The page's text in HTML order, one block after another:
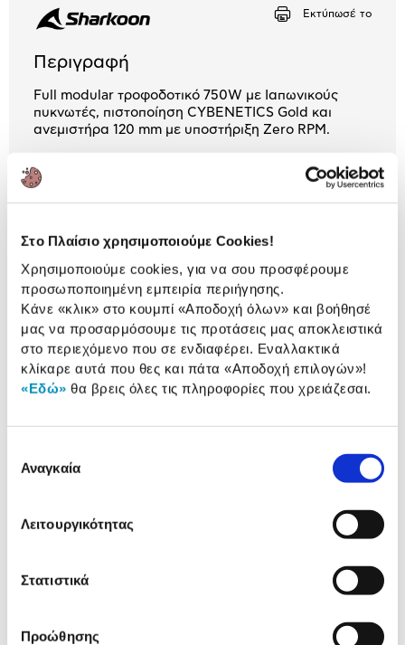
Στο Πλαίσιο χρησιμοποιούμε Cookies!
Χρησιμοποιούμε cookies, για να σου προσφέρουμε
προσωποποιημένη εμπειρία περιήγησης.
Κάνε «κλικ» στο κουμπί «Αποδοχή όλων» και βοήθησέ
μας να προσαρμόσουμε τις προτάσεις μας αποκλειστικά
στο περιεχόμενο που σε ενδιαφέρει. Εναλλακτικά
κλίκαρε αυτά που θες και πάτα «Αποδοχή επιλογών»!
«Εδώ» θα βρεις όλες τις πληροφορίες που χρειάζεσαι.
συγκατάθεσης
Αναγκαία
Λειτουργικότητας
Στατιστικά
Προώθησης
Αριθμός δόσεων
Εκτύπωσέ το
Περιγραφή
Full modular τροφοδοτικό 750W με Ιαπωνικούς
πυκνωτές, πιστοποίηση CYBENETICS Gold και
ανεμιστήρα 120 mm με υποστήριξη Zero RPM.
7 Έτη εγγύηση ΠΛΑΙΣΙΟ COMPUTERS
Πληροφορίες
Χαρακτηριστικά
Efficiency:
Αποσπώμενα Καλώδια: Ναι
Αναλυτική
παρουσίαση
Προδιαγραφές
Χαρακτηριστικά
Αξιολογήσεις
προϊόν με εσένα!